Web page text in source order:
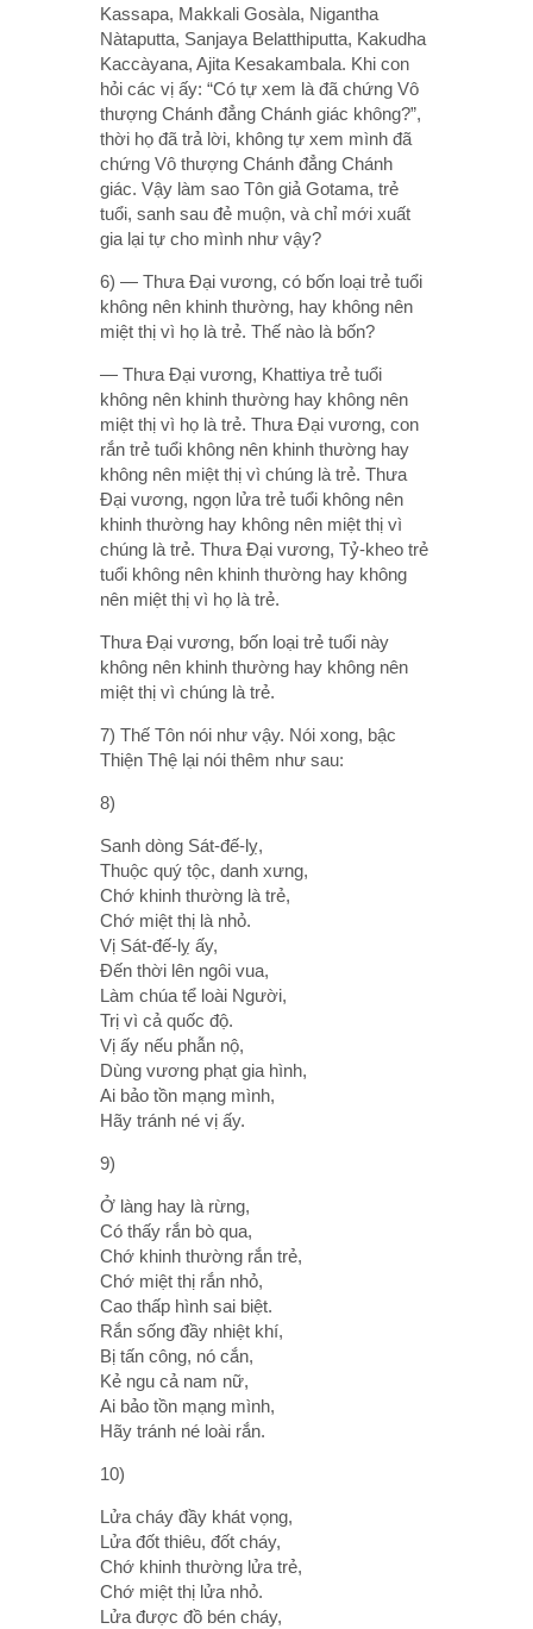
Kassapa, Makkali Gosàla, Nigantha
Nàtaputta, Sanjaya Belatthiputta, Kakudha
Kaccàyana, Ajita Kesakambala. Khi con
hỏi các vị ấy: “Có tự xem là đã chứng Vô
thượng Chánh đẳng Chánh giác không?”,
thời họ đã trả lời, không tự xem mình đã
chứng Vô thượng Chánh đẳng Chánh
giác. Vậy làm sao Tôn giả Gotama, trẻ
tuổi, sanh sau đẻ muộn, và chỉ mới xuất
gia lại tự cho mình như vậy?
6) — Thưa Ðại vương, có bốn loại trẻ tuổi
không nên khinh thường, hay không nên
miệt thị vì họ là trẻ. Thế nào là bốn?
— Thưa Ðại vương, Khattiya trẻ tuổi
không nên khinh thường hay không nên
miệt thị vì họ là trẻ. Thưa Ðại vương, con
rắn trẻ tuổi không nên khinh thường hay
không nên miệt thị vì chúng là trẻ. Thưa
Ðại vương, ngọn lửa trẻ tuổi không nên
khinh thường hay không nên miệt thị vì
chúng là trẻ. Thưa Ðại vương, Tỷ-kheo trẻ
tuổi không nên khinh thường hay không
nên miệt thị vì họ là trẻ.
Thưa Ðại vương, bốn loại trẻ tuổi này
không nên khinh thường hay không nên
miệt thị vì chúng là trẻ.
7) Thế Tôn nói như vậy. Nói xong, bậc
Thiện Thệ lại nói thêm như sau:
8)
Sanh dòng Sát-đế-lỵ,
Thuộc quý tộc, danh xưng,
Chớ khinh thường là trẻ,
Chớ miệt thị là nhỏ.
Vị Sát-đế-lỵ ấy,
Ðến thời lên ngôi vua,
Làm chúa tể loài Người,
Trị vì cả quốc độ.
Vị ấy nếu phẫn nộ,
Dùng vương phạt gia hình,
Ai bảo tồn mạng mình,
Hãy tránh né vị ấy.
9)
Ở làng hay là rừng,
Có thấy rắn bò qua,
Chớ khinh thường rắn trẻ,
Chớ miệt thị rắn nhỏ,
Cao thấp hình sai biệt.
Rắn sống đầy nhiệt khí,
Bị tấn công, nó cắn,
Kẻ ngu cả nam nữ,
Ai bảo tồn mạng mình,
Hãy tránh né loài rắn.
10)
Lửa cháy đầy khát vọng,
Lửa đốt thiêu, đốt cháy,
Chớ khinh thường lửa trẻ,
Chớ miệt thị lửa nhỏ.
Lửa được đồ bén cháy,